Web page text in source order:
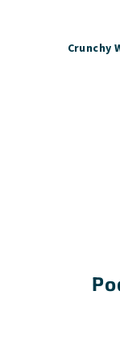
Crunchy